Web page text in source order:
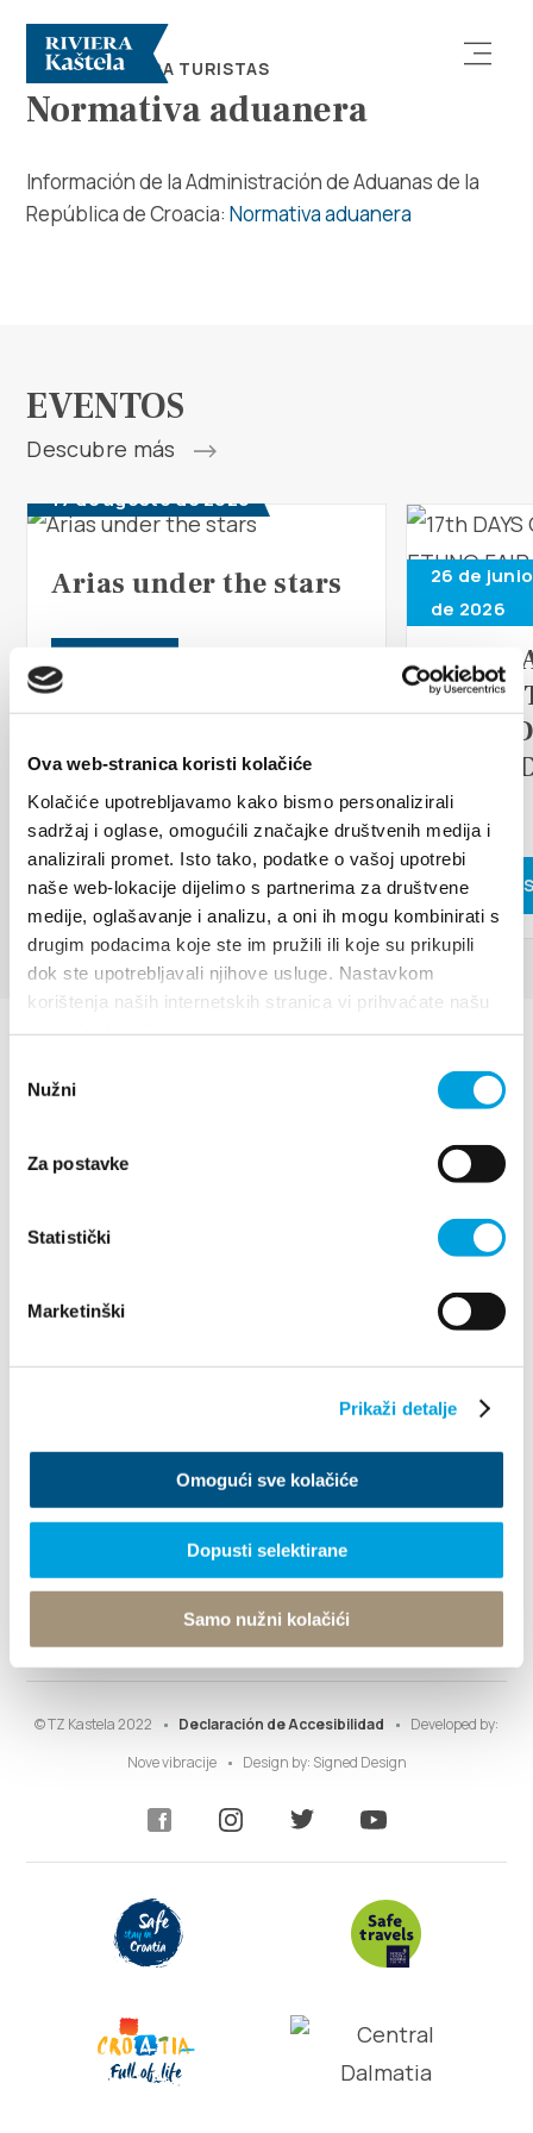
Ova web-stranica koristi kolačiće
Kolačiće upotrebljavamo kako bismo personalizirali
sadržaj i oglase, omogućili značajke društvenih medija i
analizirali promet. Isto tako, podatke o vašoj upotrebi
naše web-lokacije dijelimo s partnerima za društvene
medije, oglašavanje i analizu, a oni ih mogu kombinirati s
drugim podacima koje ste im pružili ili koje su prikupili
dok ste upotrebljavali njihove usluge. Nastavkom
korištenja naših internetskih stranica vi prihvaćate našu
pristanka
Nužni
Za postavke
Statistički
Marketinški
Prikaži detalje
Omogući sve kolačiće
Dopusti selektirane
Samo nužni kolačići
Qué Hacer
Multimedia
es
info@kastela-info.hr
Villa Nika, Kamberovo šetalište 30,
21216 Kaštel Stari, Hrvatska
Instrucciones
CONSEJOS PARA TURISTAS
Normativa aduanera
Información de la Administración de Aduanas de la
República de Croacia:Normativa aduanera
EVENTOS
Descubre más
17 de agosto de 2026
Arias under the stars
26 de
de 2026
17th
FAIR
LEER MÁS
Instrucciones
Explorar
Destino
Qué Hacer
Información
© TZ Kastela 2022 Declaración de Accesibilidad
Developed by:
Nove vibracije
Design by: Signed Design